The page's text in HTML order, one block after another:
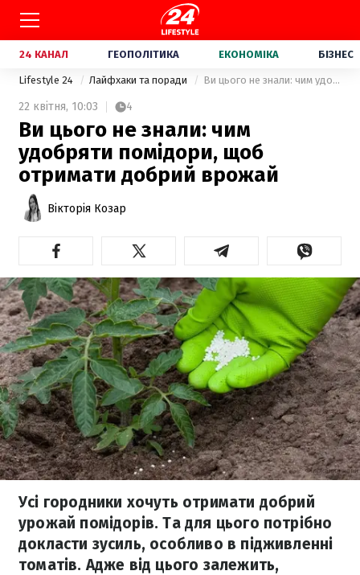
24 КАНАЛ ГЕОПОЛІТИКА ЕКОНОМІКА БІЗНЕС
Lifestyle 24 Лайфхаки та поради Ви цього не знали: чим удобряти помідори, щоб отримати добрий врожай
22 квітня, 10:03 4
Ви цього не знали: чим
удобряти помідори, щоб
отримати добрий врожай
Вікторія Козар
Усі городники хочуть отримати добрий
урожай помідорів. Та для цього потрібно
докласти зусиль, особливо в підживленні
томатів. Адже від цього залежить,